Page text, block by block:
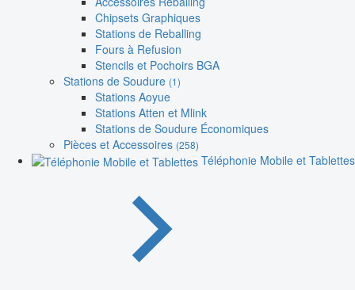
Chipsets Graphiques
Stations de Reballing
Fours à Refusion
Stencils et Pochoirs BGA
Stations de Soudure (1)
Stations Aoyue
Stations Atten et Mlink
Stations de Soudure Économiques
Pièces et Accessoires (258)
Téléphonie Mobile et Tablettes